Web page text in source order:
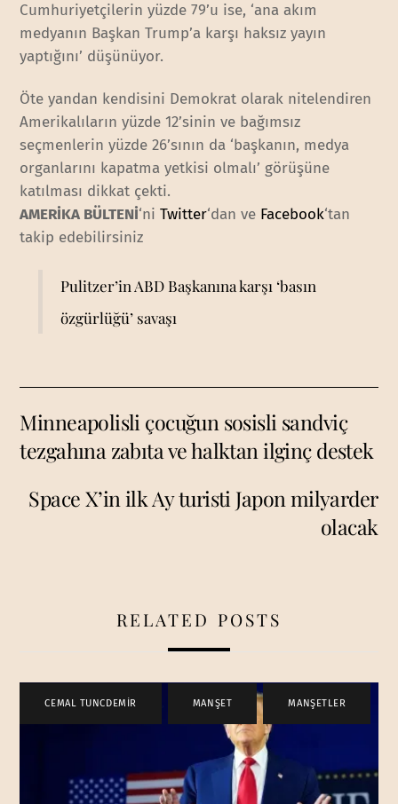
Cumhuriyetçilerin yüzde 79’u ise, ‘ana akım
medyanın Başkan Trump’a karşı haksız yayın
yaptığını’ düşünüyor.
Öte yandan kendisini Demokrat olarak nitelendiren
Amerikalıların yüzde 12’sinin ve bağımsız
seçmenlerin yüzde 26’sının da ‘başkanın, medya
organlarını kapatma yetkisi olmalı’ görüşüne
katılması dikkat çekti.
AMERİKA BÜLTENİ‘niTwitter‘dan ve Facebook‘tan
takip edebilirsiniz
Pulitzer’in ABD Başkanına karşı ‘basın
özgürlüğü’ savaşı
Minneapolisli çocuğun sosisli sandviç
tezgahına zabıta ve halktan ilginç destek
Space X’in ilk Ay turisti Japon milyarder
olacak
RELATED POSTS
CEMAL TUNCDEMİR MANŞET , MANŞETLER